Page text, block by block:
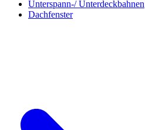
Unterspann-/ Unterdeckbahnen
Dachfenster